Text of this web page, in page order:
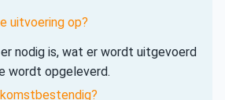
uitvoering op?
nodig is, wat er wordt uitgevoerd
wordt opgeleverd.